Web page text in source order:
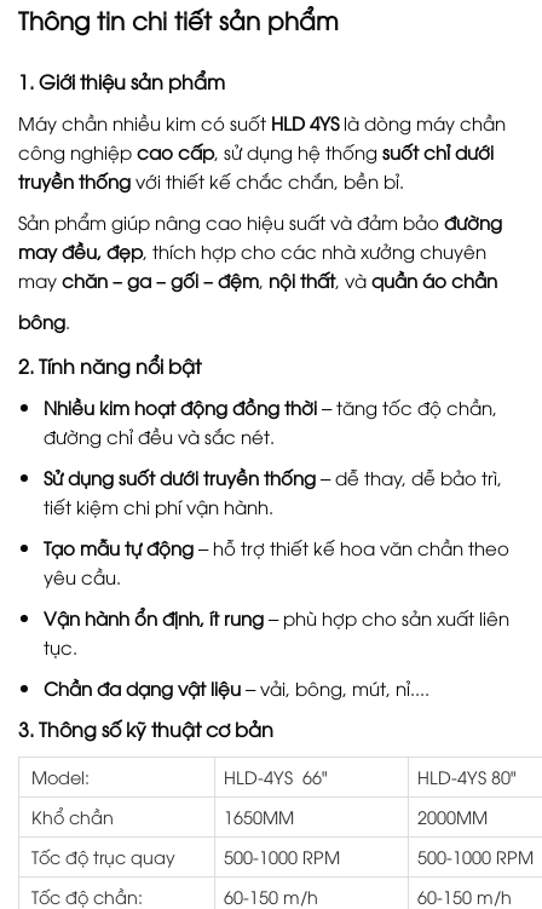
Thông tin chi tiết sản phẩm
1.Giới thiệu sản phẩm
Máy chần nhiều kim có suốt HLD 4YSlà dòng máy chần
công nghiệp cao cấp, sử dụng hệ thống suốt chỉ dưới
truyền thống với thiết kế chắc chắn, bền bỉ.
Sản phẩm giúp nâng cao hiệu suất và đảm bảo đường
may đều, đẹp, thích hợp cho các nhà xưởng chuyên
may chăn – ga – gối – đệm nội thất, và quần áo chần
bông
2.Tính năng nổi bật
Nhiều kim hoạt động đồng thời– tăng tốc độ chần,
đường chỉ đều và sắc nét.
Sử dụng suốt dưới truyền thống– dễ thay, dễ bảo trì,
tiết kiệm chi phí vận hành.
Tạo mẫu tự động– hỗ trợ thiết kế hoa văn chần theo
yêu cầu.
Vận hành ổn định, ít rung– phù hợp cho sản xuất liên
tục.
Chần đa dạng vật liệu– vải, bông, mút, nỉ....
3.Thông số kỹ thuật cơ bản
Model: HLD-4YS 66"
HLD-4YS 80"
Khổ chần
1650MM
2000MM
Tốc độ trục quay
500-1000 RPM
500-1000 RPM
Tốc độ chần:
60-150 m/h
60-150 m/h